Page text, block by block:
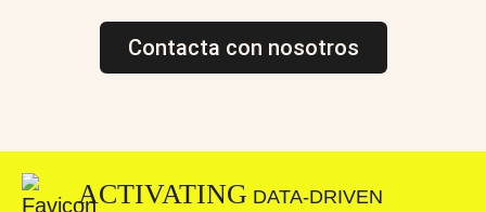
Contacta con nosotros
ACTIVATING DATA-DRIVEN